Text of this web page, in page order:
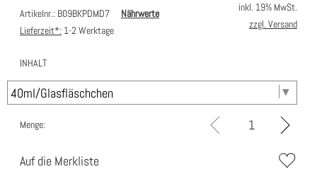
Artikelnr.: B09BKPDMD7
Nährwerte
Lieferzeit*: 1-2 Werktage
inkl. 19% MwSt.
zzgl. Versand
INHALT
Menge:
Auf die Merkliste